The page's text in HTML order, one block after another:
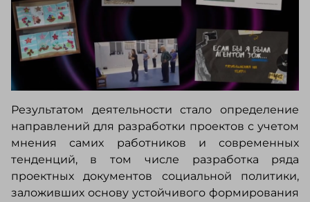
Результатом деятельности стало определение
направлений для разработки проектов с учетом
мнения самих работников и современных
тенденций, в том числе разработка ряда
проектных документов социальной политики,
заложивших основу устойчивого формирования